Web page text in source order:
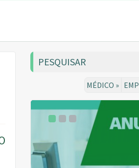
PESQUISAR
MÉDICO »